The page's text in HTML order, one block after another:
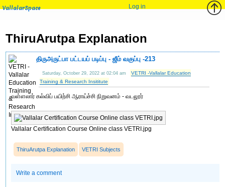
VallalarSpace Log in
ThiruArutpa Explanation
திருஅருட்பா பட்டயப் படிப்பு - ஜீம் வகுப்பு -213
Saturday, October 29, 2022 at 02:04 am
VETRI -Vallalar Education
Training & Research Insititute
வள்ளலார் கல்விப் பயிற்சி ஆராய்ச்சி நிறுவனம் - வடலூர்
Vallalar Certification Course Online class VETRI.jpg
ThiruArutpa Explanation VETRI Subjects
Write a comment